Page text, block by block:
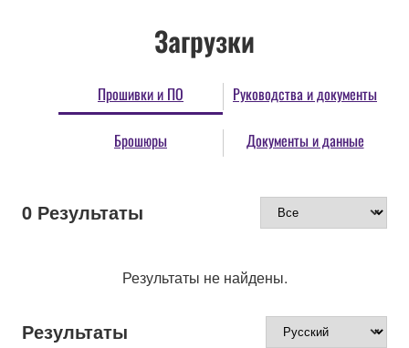
Загрузки
Прошивки и ПО Руководства и документы
Брошюры Документы и данные
0 Результаты
Результаты не найдены.
Результаты